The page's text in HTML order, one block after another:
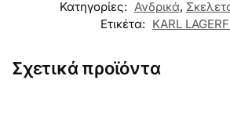
Κατηγορίες: Ανδρικά,
Ετικέτα: KARL
Σχετικά προϊόντα